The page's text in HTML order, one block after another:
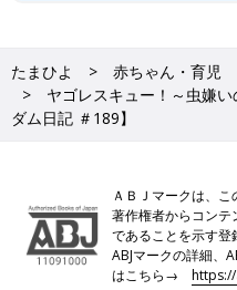
たまひよ 赤ちゃん・育児
ヤゴレスキュー！～虫嫌
ダム日記 ＃189】
ＡＢＪマークは、こ
著作権者からコンテ
であることを示す登
ABJマークの詳細、
はこちら→